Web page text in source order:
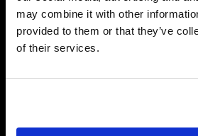
may combine it with other
provided to them or that they’ve
of their services.
de